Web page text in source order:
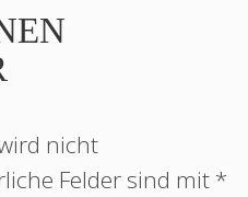
nicht
Felder sind mit*